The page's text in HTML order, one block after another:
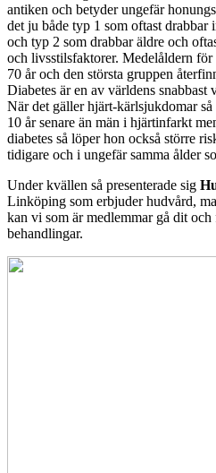
antiken och betyder ungefär
det ju både typ 1 som oftast drabbar
och typ 2 som drabbar äldre och
och livsstilsfaktorer. Medelåldern för
70 år och den största gruppen
Diabetes är en av världens snabbast
När det gäller hjärt-kärlsjukdomar
10 år senare än män i hjärtinfarkt
diabetes så löper hon också större
tidigare och i ungefär samma ålder
Under kvällen så presenterade sig
Linköping som erbjuder hudvård,
kan vi som är medlemmar gå dit och
behandlingar.